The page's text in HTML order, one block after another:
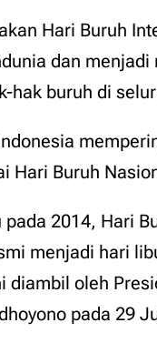
Hari Buruh
dan menjadi
hak buruh di
Hari Buruh
pada 2014, Hari
menjadi hari
diambil oleh
pada 29